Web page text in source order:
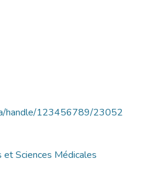
handle/123456789/23052
et Sciences Médicales